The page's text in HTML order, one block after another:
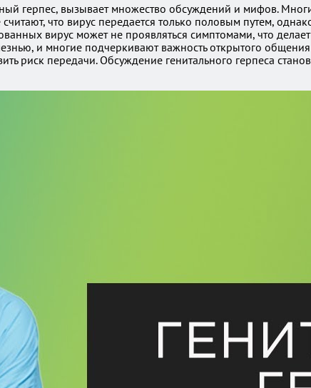
герпес, вызывает множество обсуждений и мифов.
что вирус передается только половым путем,
вирус может не проявляться симптомами, что
и многие подчеркивают важность открытого
риск передачи. Обсуждение генитального герпеса